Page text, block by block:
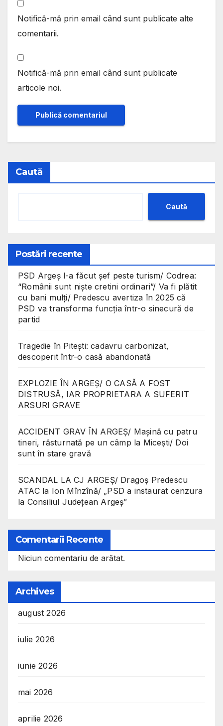
Notifică-mă prin email când sunt publicate alte
comentarii.
Notifică-mă prin email când sunt publicate
articole noi.
Caută
Caută
Postări recente
PSD Argeș l-a făcut șef peste turism/ Codrea:
“Românii sunt niște cretini ordinari”/ Va fi plătit
cu bani mulți/ Predescu avertiza în 2025 că
PSD va transforma funcția într-o sinecură de
partid
Tragedie în Pitești: cadavru carbonizat,
descoperit într-o casă abandonată
EXPLOZIE ÎN ARGEȘ/ O CASĂ A FOST
DISTRUSĂ, IAR PROPRIETARA A SUFERIT
ARSURI GRAVE
ACCIDENT GRAV ÎN ARGEȘ/ Mașină cu patru
tineri, răsturnată pe un câmp la Micești/ Doi
sunt în stare gravă
SCANDAL LA CJ ARGEȘ/ Dragoș Predescu
ATAC la Ion Mînzînă/ „PSD a instaurat cenzura
la Consiliul Județean Argeș”
Comentarii Recente
Niciun comentariu de arătat.
Archives
august 2026
iulie 2026
iunie 2026
mai 2026
aprilie 2026